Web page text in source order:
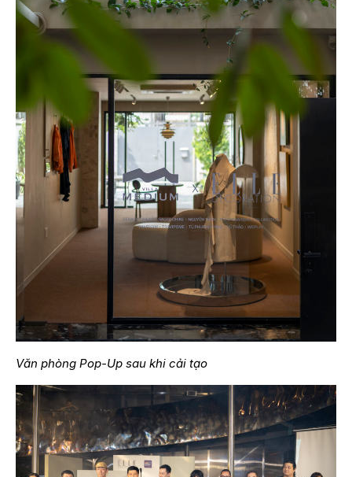
Văn phòng Pop-Up sau khi cải tạo